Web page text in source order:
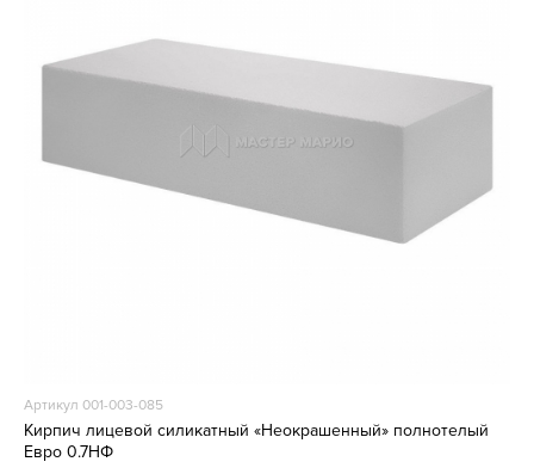
Артикул 001-003-085
Кирпич лицевой силикатный «Неокрашенный» полнотелый
Евро 0.7НФ